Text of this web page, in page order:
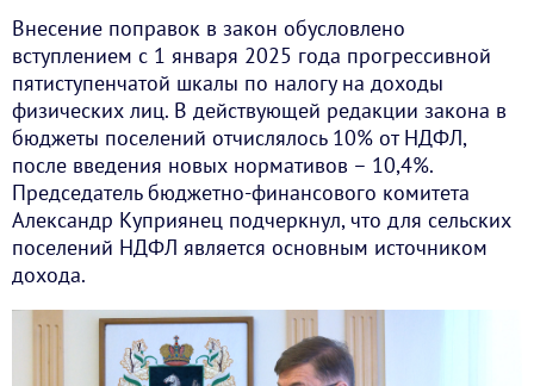
Внесение поправок в закон обусловлено
вступлением с 1 января 2025 года прогрессивной
пятиступенчатой шкалы по налогу на доходы
физических лиц. В действующей редакции закона в
бюджеты поселений отчислялось 10% от НДФЛ,
после введения новых нормативов – 10,4%.
Председатель бюджетно-финансового комитета
Александр Куприянец подчеркнул, что для сельских
поселений НДФЛ является основным источником
дохода.